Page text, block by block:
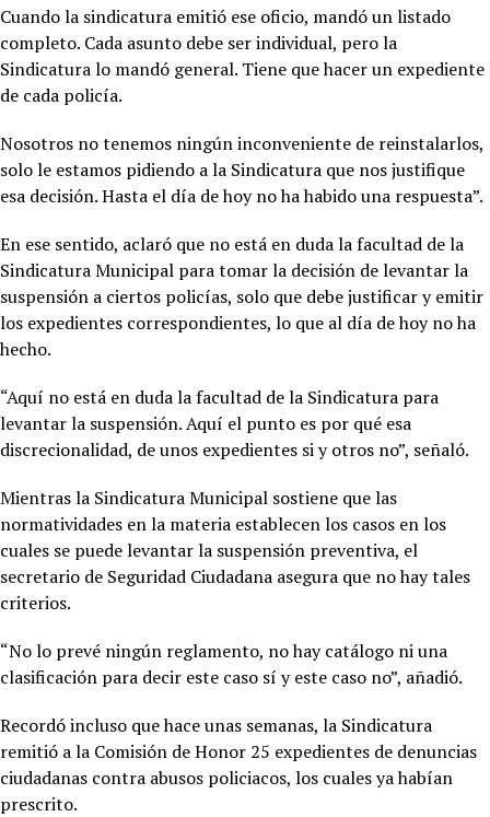
Cuando la sindicatura emitió ese oficio, mandó un listado
completo. Cada asunto debe ser individual, pero la
Sindicatura lo mandó general. Tiene que hacer un expediente
de cada policía.
Nosotros no tenemos ningún inconveniente de reinstalarlos,
solo le estamos pidiendo a la Sindicatura que nos justifique
esa decisión. Hasta el día de hoy no ha habido una respuesta”.
En ese sentido, aclaró que no está en duda la facultad de la
Sindicatura Municipal para tomar la decisión de levantar la
suspensión a ciertos policías, solo que debe justificar y emitir
los expedientes correspondientes, lo que al día de hoy no ha
hecho.
“Aquí no está en duda la facultad de la Sindicatura para
levantar la suspensión. Aquí el punto es por qué esa
discrecionalidad, de unos expedientes si y otros no”, señaló.
Mientras la Sindicatura Municipal sostiene que las
normatividades en la materia establecen los casos en los
cuales se puede levantar la suspensión preventiva, el
secretario de Seguridad Ciudadana asegura que no hay tales
criterios.
“No lo prevé ningún reglamento, no hay catálogo ni una
clasificación para decir este caso sí y este caso no”, añadió.
Recordó incluso que hace unas semanas, la Sindicatura
remitió a la Comisión de Honor 25 expedientes de denuncias
ciudadanas contra abusos policiacos, los cuales ya habían
prescrito.